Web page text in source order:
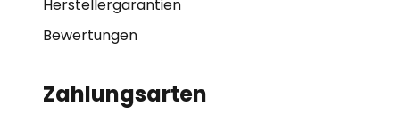
Herstellergarantien
Bewertungen
Zahlungsarten